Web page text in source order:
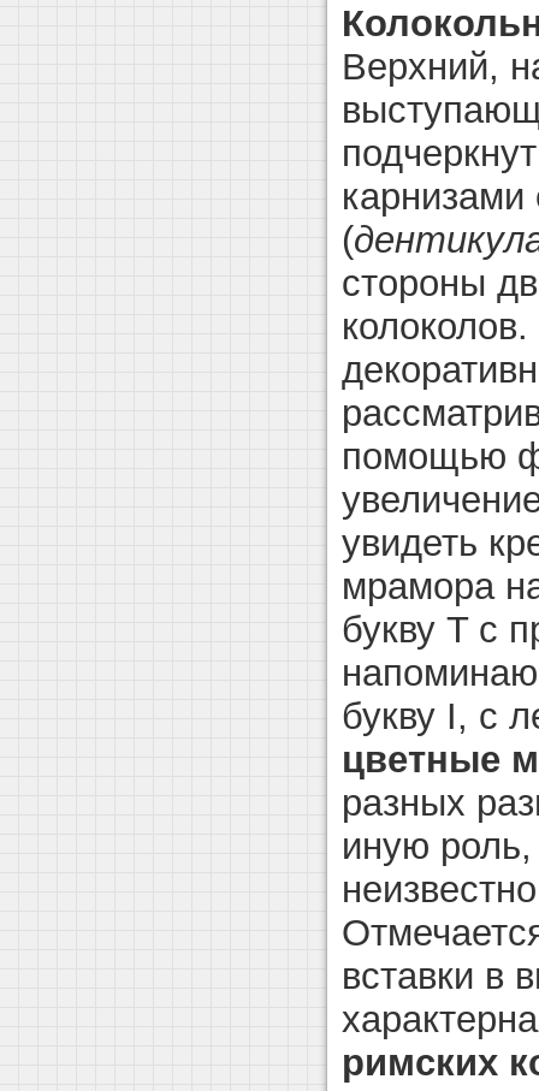
Верхний,
карнизами
(
стороны
помощью
увидеть
мрамора
букву T с
букву I, с
цветные
разных
иную
вставки в
римских